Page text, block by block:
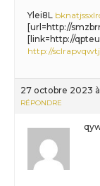
Ylei8L
[url=http://
[link=http://
http://
27 octobre 2023
RÉPONDRE